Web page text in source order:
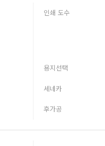
인쇄 도수
용지선택
세네카
후가공